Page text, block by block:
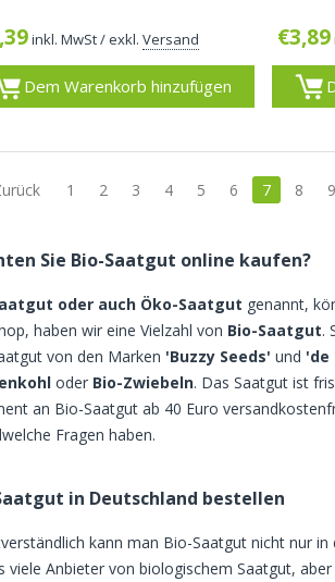
inkl. MwSt/ exkl.Versand
Dem Warenkorb hinzufügen
€3,89
1 2 3 4 5 6 7 8 9
Sie Bio-Saatgut online kaufen?
oder auch Öko-Saatgut genannt,
haben wir eine Vielzahl von Bio-Saatgut.
von den Marken 'Buzzy Seeds' und 'de
oder Bio-Zwiebeln. Das Saatgut ist
an Bio-Saatgut ab 40 Euro
Fragen haben.
in Deutschland bestellen
kann man Bio-Saatgut nicht nur
viele Anbieter von biologischem Saatgut,